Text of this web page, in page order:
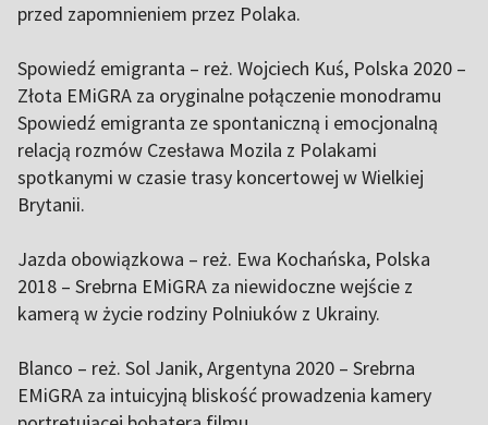
przed zapomnieniem przez Polaka.
Spowiedź emigranta – reż. Wojciech Kuś, Polska 2020 –
Złota EMiGRA za oryginalne połączenie monodramu
Spowiedź emigranta ze spontaniczną i emocjonalną
relacją rozmów Czesława Mozila z Polakami
spotkanymi w czasie trasy koncertowej w Wielkiej
Brytanii.
Jazda obowiązkowa – reż. Ewa Kochańska, Polska
2018 – Srebrna EMiGRA za niewidoczne wejście z
kamerą w życie rodziny Polniuków z Ukrainy.
Blanco – reż. Sol Janik, Argentyna 2020 – Srebrna
EMiGRA za intuicyjną bliskość prowadzenia kamery